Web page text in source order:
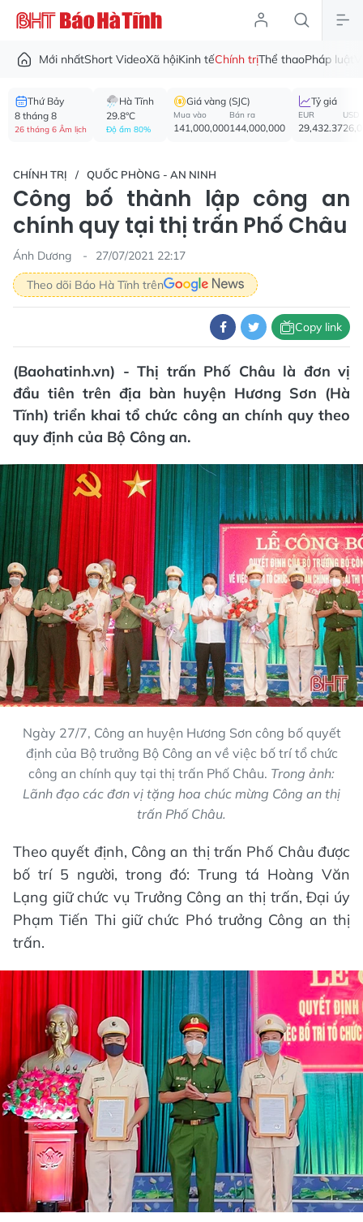
Mới nhấtShort VideoXã hộiKinh tếChính trịThể thaoPháp luật
Thứ Bảy
8 tháng 8
26 tháng 6 Âm lịch
Hà Tĩnh
29.8°C
Độ ẩm 80%
Giá vàng (SJC)
Mua vào
141,000,000
Bán ra
144,000,000
Tỷ giá
EUR
29,432.37
USD
CHÍNH TRỊ QUỐC PHÒNG - AN NINH
Công bố thành lập công an
chính quy tại thị trấn Phố Châu
Ánh Dương
27/07/2021 22:17
Theo dõi Báo Hà Tĩnh trên
Copy link
(Baohatinh.vn) - Thị trấn Phố Châu là đơn vị
đầu tiên trên địa bàn huyện Hương Sơn (Hà
Tĩnh) triển khai tổ chức công an chính quy theo
quy định của Bộ Công an.
Ngày 27/7, Công an huyện Hương Sơn công bố quyết
định của Bộ trưởng Bộ Công an về việc bố trí tổ chức
công an chính quy tại thị trấn Phố Châu. Trong ảnh:
Lãnh đạo các đơn vị tặng hoa chúc mừng Công an thị
trấn Phố Châu.
Theo quyết định, Công an thị trấn Phố Châu được
bố trí 5 người, trong đó: Trung tá Hoàng Văn
Lạng giữ chức vụ Trưởng Công an thị trấn, Đại úy
Phạm Tiến Thi giữ chức Phó trưởng Công an thị
trấn.